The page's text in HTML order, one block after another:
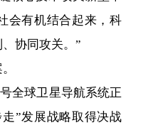
会有机结合起来，科
协同攻关。”
全球卫星导航系统正
”发展战略取得决战